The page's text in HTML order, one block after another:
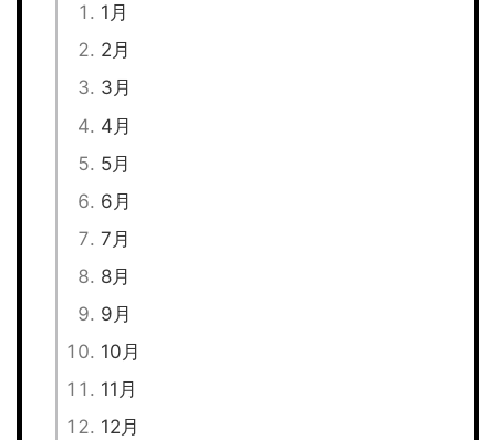
1月
2月
3月
4月
5月
6月
7月
8月
9月
10月
11月
12月